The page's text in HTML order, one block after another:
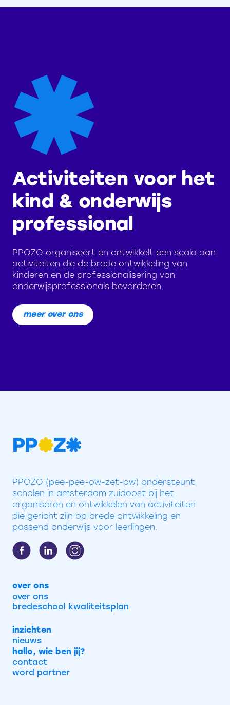
Activiteiten voor het
kind & onderwijs
professional
PPOZO organiseert en ontwikkelt een scala aan
activiteiten die de brede ontwikkeling van
kinderen en de professionalisering van
onderwijsprofessionals bevorderen.
meer over ons
PPOZO (pee-pee-ow-zet-ow) ondersteunt
scholen in amsterdam zuidoost bij het
organiseren en ontwikkelen van activiteiten
die gericht zijn op brede ontwikkeling en
passend onderwijs voor leerlingen.
over ons
over ons
bredeschool kwaliteitsplan
inzichten
nieuws
hallo, wie ben jij?
contact
word partner